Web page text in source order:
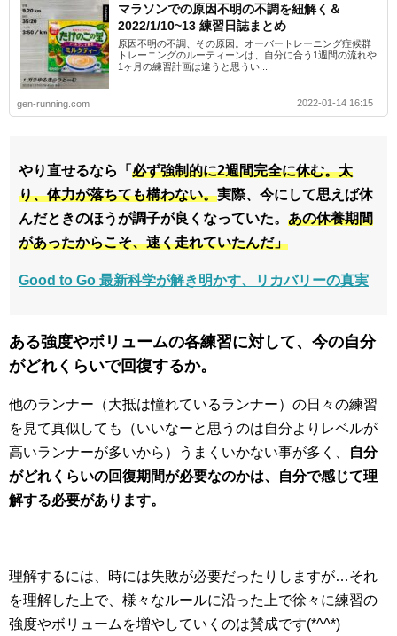
マラソンでの原因不明の不調を紐解く＆
2022/1/10~13 練習日誌まとめ
原因不明の不調、その原因。オーバートレーニング症候群
トレーニングのルーティーンは、自分に合う1週間の流れや
1ヶ月の練習計画は違うと思うい...
gen-running.com 2022-01-14 16:15
やり直せるなら「 必ず強制的に2週間完全に休む。太
り、体力が落ちても構わない。実際、今にして思えば休
んだときのほうが調子が良くなっていた。 あの休養期間
があったからこそ、速く走れていたんだ」
Good to Go 最新科学が解き明かす、リカバリーの真実
ある強度やボリュームの各練習に対して、今の自分
がどれくらいで回復するか。
他のランナー（大抵は憧れているランナー）の日々の練習
を見て真似しても（いいなーと思うのは自分よりレベルが
高いランナーが多いから）うまくいかない事が多く、
自分
がどれくらいの回復期間が必要なのかは、自分で感じて理
解する必要があります。
理解するには、時には失敗が必要だったりしますが…それ
を理解した上で、様々なルールに沿った上で徐々に練習の
強度やボリュームを増やしていくのは賛成です(*^^*)